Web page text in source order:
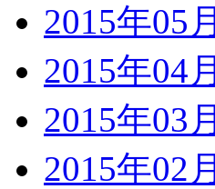
2015年05月
2015年04月
2015年03月
2015年02月